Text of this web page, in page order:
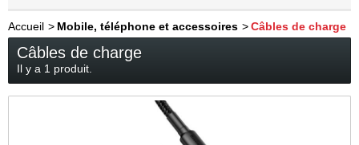
Accueil > Mobile, téléphone et accessoires >Câbles de charge
Câbles de charge
Il y a 1 produit.